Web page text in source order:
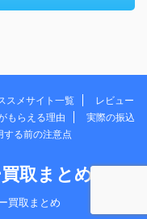
スメサイト一覧
レビュー
もらえる理由
実際の振込
する前の注意点
取まとめ
買取まとめ